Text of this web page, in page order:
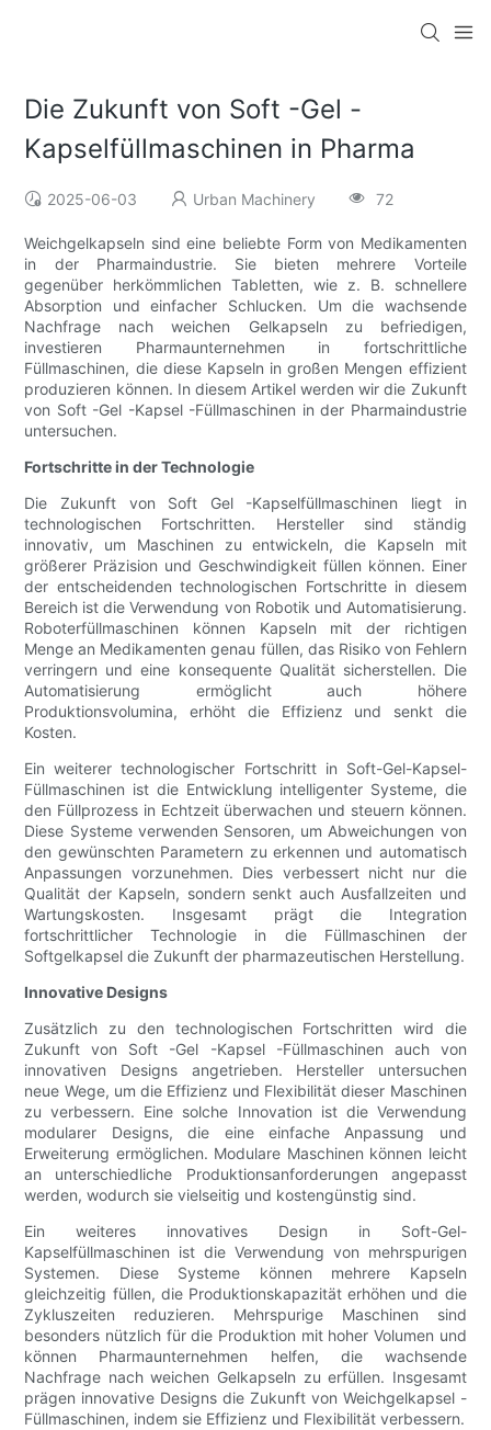
Die Zukunft von Soft -Gel -
Kapselfüllmaschinen in Pharma
2025-06-03 Urban Machinery 72
Weichgelkapseln sind eine beliebte Form von Medikamenten
in der Pharmaindustrie. Sie bieten mehrere Vorteile
gegenüber herkömmlichen Tabletten, wie z. B. schnellere
Absorption und einfacher Schlucken. Um die wachsende
Nachfrage nach weichen Gelkapseln zu befriedigen,
investieren Pharmaunternehmen in fortschrittliche
Füllmaschinen, die diese Kapseln in großen Mengen effizient
produzieren können. In diesem Artikel werden wir die Zukunft
von Soft -Gel -Kapsel -Füllmaschinen in der Pharmaindustrie
untersuchen.
Fortschritte in der Technologie
Die Zukunft von Soft Gel -Kapselfüllmaschinen liegt in
technologischen Fortschritten. Hersteller sind ständig
innovativ, um Maschinen zu entwickeln, die Kapseln mit
größerer Präzision und Geschwindigkeit füllen können. Einer
der entscheidenden technologischen Fortschritte in diesem
Bereich ist die Verwendung von Robotik und Automatisierung.
Roboterfüllmaschinen können Kapseln mit der richtigen
Menge an Medikamenten genau füllen, das Risiko von Fehlern
verringern und eine konsequente Qualität sicherstellen. Die
Automatisierung ermöglicht auch höhere
Produktionsvolumina, erhöht die Effizienz und senkt die
Kosten.
Ein weiterer technologischer Fortschritt in Soft-Gel-Kapsel-
Füllmaschinen ist die Entwicklung intelligenter Systeme, die
den Füllprozess in Echtzeit überwachen und steuern können.
Diese Systeme verwenden Sensoren, um Abweichungen von
den gewünschten Parametern zu erkennen und automatisch
Anpassungen vorzunehmen. Dies verbessert nicht nur die
Qualität der Kapseln, sondern senkt auch Ausfallzeiten und
Wartungskosten. Insgesamt prägt die Integration
fortschrittlicher Technologie in die Füllmaschinen der
Softgelkapsel die Zukunft der pharmazeutischen Herstellung.
Innovative Designs
Zusätzlich zu den technologischen Fortschritten wird die
Zukunft von Soft -Gel -Kapsel -Füllmaschinen auch von
innovativen Designs angetrieben. Hersteller untersuchen
neue Wege, um die Effizienz und Flexibilität dieser Maschinen
zu verbessern. Eine solche Innovation ist die Verwendung
modularer Designs, die eine einfache Anpassung und
Erweiterung ermöglichen. Modulare Maschinen können leicht
an unterschiedliche Produktionsanforderungen angepasst
werden, wodurch sie vielseitig und kostengünstig sind.
Ein weiteres innovatives Design in Soft-Gel-
Kapselfüllmaschinen ist die Verwendung von mehrspurigen
Systemen. Diese Systeme können mehrere Kapseln
gleichzeitig füllen, die Produktionskapazität erhöhen und die
Zykluszeiten reduzieren. Mehrspurige Maschinen sind
besonders nützlich für die Produktion mit hoher Volumen und
können Pharmaunternehmen helfen, die wachsende
Nachfrage nach weichen Gelkapseln zu erfüllen. Insgesamt
prägen innovative Designs die Zukunft von Weichgelkapsel -
Füllmaschinen, indem sie Effizienz und Flexibilität verbessern.